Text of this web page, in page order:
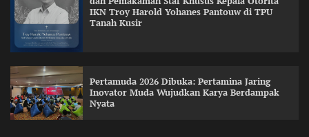
IKN Troy Harold Yohanes Pantouw di TPU
Tanah Kusir
Pertamuda 2026 Dibuka: Pertamina Jaring
Inovator Muda Wujudkan Karya Berdampak
Nyata